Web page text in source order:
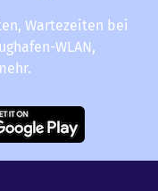
Wartezeiten bei
WLAN,